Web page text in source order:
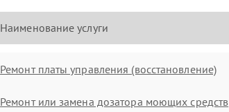
Наименование услуги
Ремонт платы управления (восстановление)
Ремонт или замена дозатора моющих средств